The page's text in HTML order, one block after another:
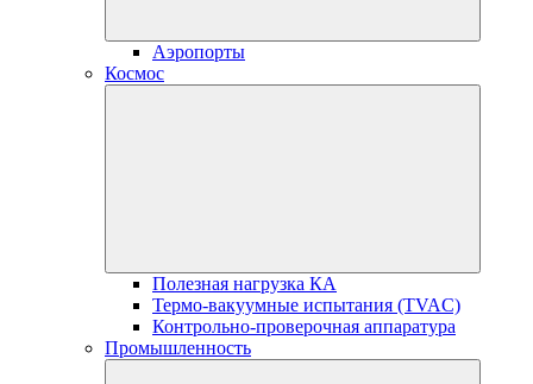
Аэропорты
Космос
Полезная нагрузка КА
Термо-вакуумные испытания (TVAC)
Контрольно-проверочная аппаратура
Промышленность